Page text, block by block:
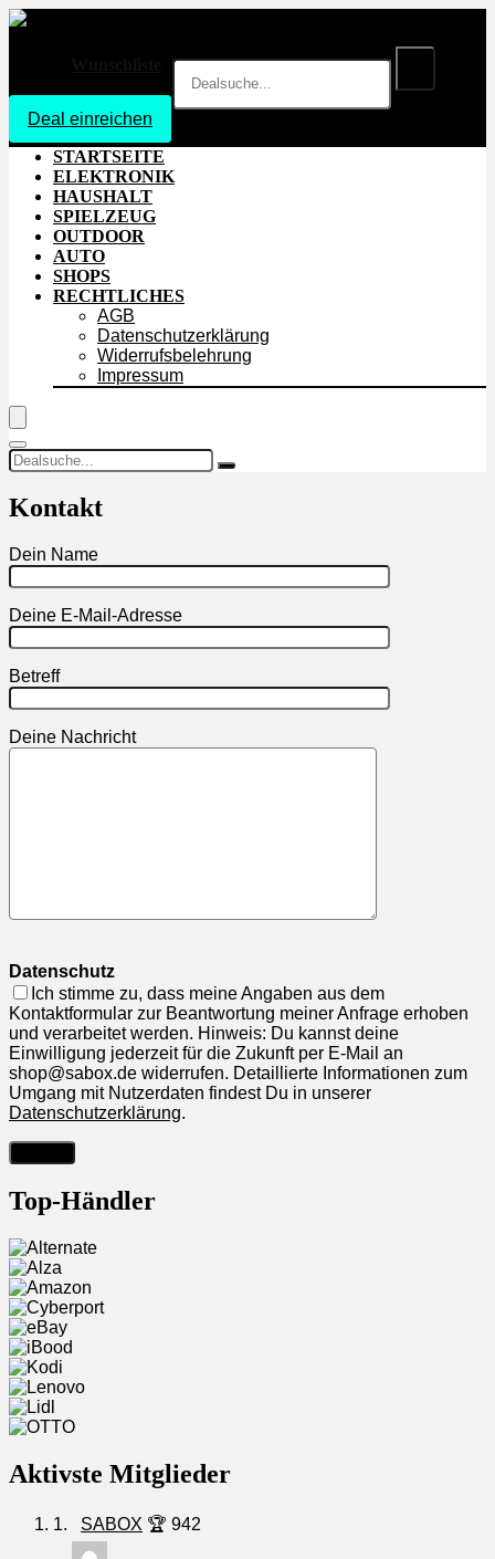
Deal einreichen
STARTSEITE
ELEKTRONIK
HAUSHALT
SPIELZEUG
OUTDOOR
AUTO
SHOPS
RECHTLICHES
AGB
Datenschutzerklärung
Widerrufsbelehrung
Impressum
Kontakt
Dein Name
Deine E-Mail-Adresse
Betreff
Deine Nachricht
Datenschutz
Ich stimme zu, dass meine Angaben aus dem
Kontaktformular zur Beantwortung meiner Anfrage erhoben
und verarbeitet werden. Hinweis: Du kannst deine
Einwilligung jederzeit für die Zukunft per E-Mail an
shop@sabox.de widerrufen. Detaillierte Informationen zum
Umgang mit Nutzerdaten findest Du in unserer
Datenschutzerklärung.
Top-Händler
Aktivste Mitglieder
1. SABOX 🏆 942